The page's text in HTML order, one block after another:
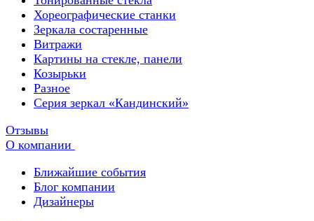
Хореографические станки
Зеркала состаренные
Витражи
Картины на стекле, панели
Козырьки
Разное
Серия зеркал «Кандинский»
Отзывы
О компании
Ближайшие события
Блог компании
Дизайнеры